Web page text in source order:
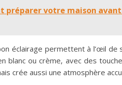
préparer votre maison
éclairage permettent à l’œil
blanc ou crème, avec des
crée aussi une atmosphère